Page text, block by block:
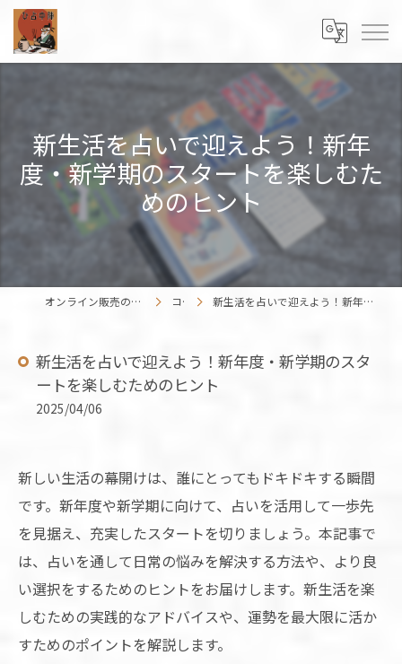
新生活を占いで迎えよう！新年
度・新学期のスタートを楽しむた
めのヒント
オンライン販売の占いカードはENISHIWORK コラム 新生活を占いで迎えよう！新年度・新学期のスタートを楽しむためのヒント
新生活を占いで迎えよう！新年度・新学期のスタ
ートを楽しむためのヒント
2025/04/06
新しい生活の幕開けは、誰にとってもドキドキする瞬間
です。新年度や新学期に向けて、占いを活用して一歩先
を見据え、充実したスタートを切りましょう。本記事で
は、占いを通して日常の悩みを解決する方法や、より良
い選択をするためのヒントをお届けします。新生活を楽
しむための実践的なアドバイスや、運勢を最大限に活か
すためのポイントを解説します。